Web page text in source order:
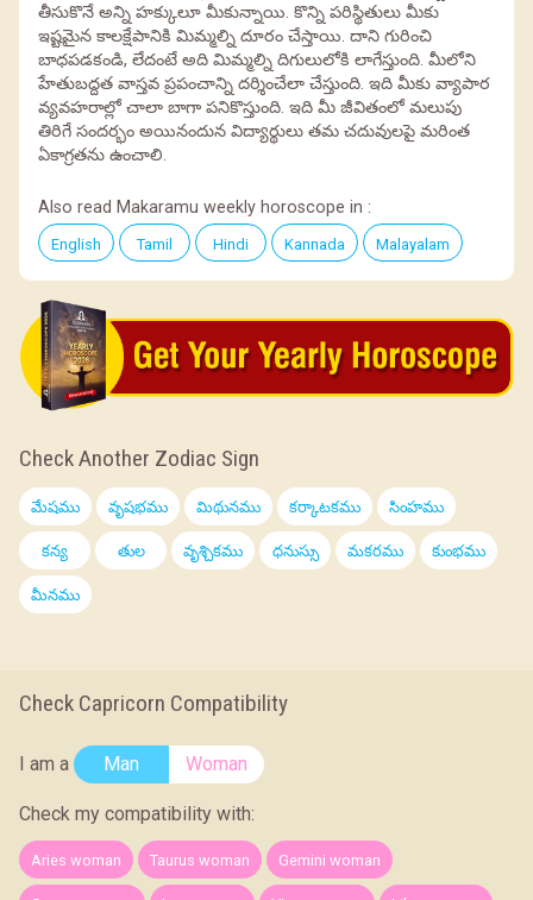
తీసుకొనే అన్ని హక్కులూ మీకున్నాయి. కొన్ని పరిస్థితులు మీకు
ఇష్టమైన కాలక్షేపానికి మిమ్మల్ని దూరం చేస్తాయి. దాని గురించి
బాధపడకండి, లేదంటే అది మిమ్మల్ని దిగులులోకి లాగేస్తుంది. మీలోని
హేతుబద్దత వాస్తవ ప్రపంచాన్ని దర్శించేలా చేస్తుంది. ఇది మీకు వ్యాపార
వ్యవహరాల్లో చాలా బాగా పనికొస్తుంది. ఇది మీ జీవితంలో మలుపు
తిరిగే సందర్భం అయినందున విద్యార్థులు తమ చదువులపై మరింత
ఏకాగ్రతను ఉంచాలి.
Also read Makaramu weekly horoscope in :
English Tamil Hindi Kannada Malayalam
Check Another Zodiac Sign
మేషము వృషభము మిథునము కర్కాటకము సింహము
కన్య తుల వృశ్చికము ధనుస్సు మకరము కుంభము
మీనము
Check Capricorn Compatibility
I am a Man Woman
Check my compatibility with:
Aries woman Taurus woman Gemini woman